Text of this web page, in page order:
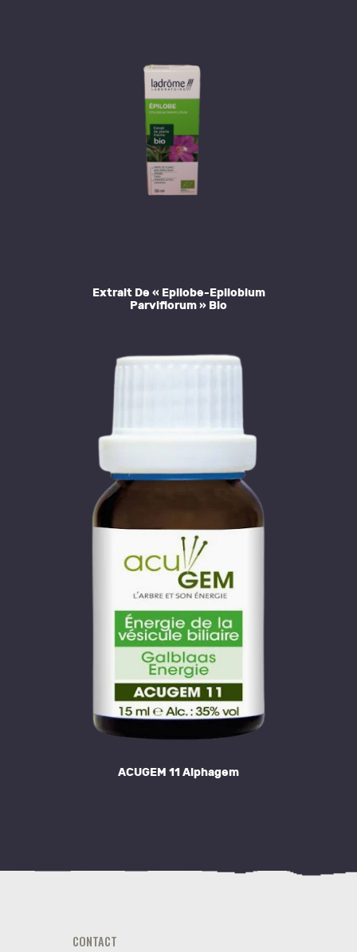
Extrait De « Epilobe-Epilobium
Parviflorum » Bio
ACUGEM 11 Alphagem
CONTACT